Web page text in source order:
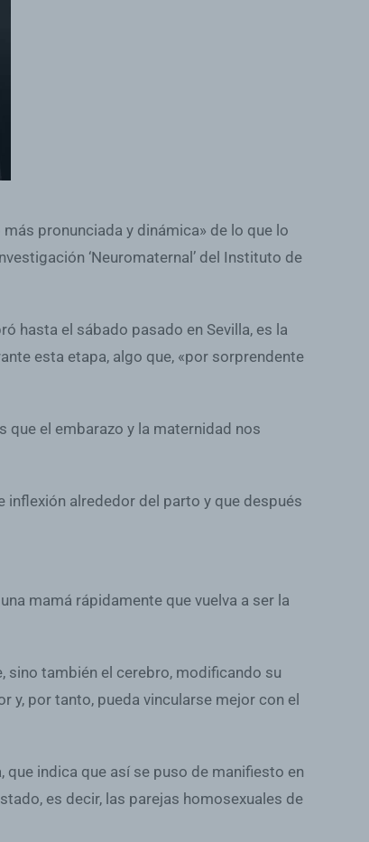
pronunciada y dinámica» de lo que lo
‘Neuromaternal’ del Instituto de
hasta el sábado pasado en Sevilla, es la
esta etapa, algo que, «por sorprendente
el embarazo y la maternidad nos
inflexión alrededor del parto y que después
mamá rápidamente que vuelva a ser la
sino también el cerebro, modificando su
y, por tanto, pueda vincularse mejor con el
que indica que así se puso de manifiesto en
es decir, las parejas homosexuales de